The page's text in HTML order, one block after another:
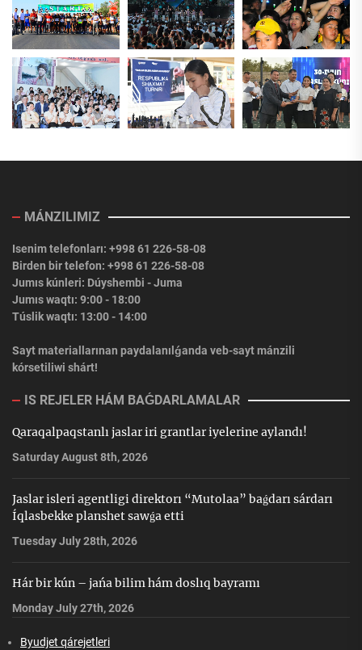
MÁNZILIMIZ
Isenim telefonları: +998 61 226-58-08
Birden bir telefon: +998 61 226-58-08
Jumıs kúnleri: Dúyshembi - Juma
Jumıs waqtı: 9:00 - 18:00
Túslik waqtı: 13:00 - 14:00
Sayt materiallarınan paydalanılǵanda veb-sayt mánzili
kórsetiliwi shárt!
IS REJELER HÁM BAǴDARLAMALAR
Qaraqalpaqstanlı jaslar iri grantlar iyelerine aylandı!
Saturday August 8th, 2026
Jaslar isleri agentligi direktorı “Mutolaa” baǵdarı sárdarı
Íqlasbekke planshet sawǵa etti
Tuesday July 28th, 2026
Hár bir kún – jańa bilim hám doslıq bayramı
Monday July 27th, 2026
Byudjet qárejetleri